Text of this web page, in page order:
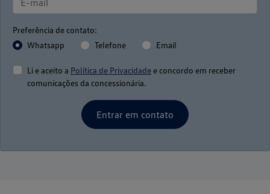
Preferência de contato:
Whatsapp
Telefone Email
Li e aceito a Política de Privacidade e concordo em receber
comunicações da concessionária.
Entrar em contato